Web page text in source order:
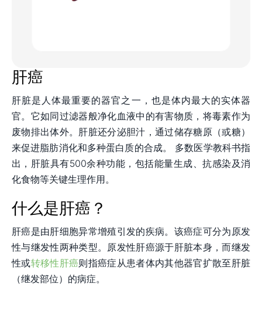
肝癌
肝脏是人体最重要的器官之一，也是体内最大的实体器
官。它如同过滤器般净化血液中的有害物质，将毒素作为
废物排出体外。肝脏还分泌胆汁，通过储存糖原（或糖）
来促进脂肪消化和多种蛋白质的合成。 多数医学教科书指
出，肝脏具有500余种功能，包括能量生成、抗感染及消
化食物等关键生理作用。
什么是肝癌？
肝癌是由肝细胞异常增殖引发的疾病。该癌症可分为原发
性与继发性两种类型。原发性肝癌源于肝脏本身，而继发
性或转移性肝癌则指癌症从患者体内其他器官扩散至肝脏
（继发部位）的病症。